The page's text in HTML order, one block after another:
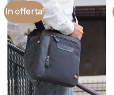
In offerta!